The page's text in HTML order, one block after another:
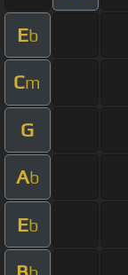
Eb
Cm
G
Ab
Eb